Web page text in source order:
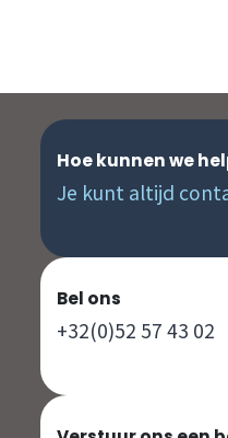
Hoe kunnen we
Je kunt altijd
Bel ons
+32(0)52 57 43 02